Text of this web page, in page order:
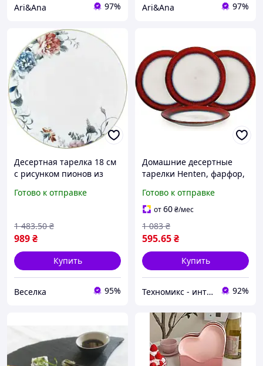
Ari&Ana 97% Ari&Ana 97%
Десертная тарелка 18 см
с рисунком пионов из
закусок и десертов FLAME
Готово к отправке
989₴
1 483.50 ₴
Купить
Веселка 95%
Домашние десертные
тарелки Henten, фарфор,
предметов, красочный
диаметр 20 см, плоская
Готово к отправке
от60₴/мес
595.65₴
1 083 ₴
Купить
Техномикс - интернет - магазин качественной техники, электроники и других товаров для дома и работы 92%